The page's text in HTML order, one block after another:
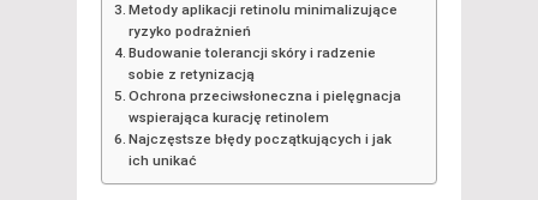
Metody aplikacji retinolu minimalizujące
ryzyko podrażnień
Budowanie tolerancji skóry i radzenie
sobie z retynizacją
Ochrona przeciwsłoneczna i pielęgnacja
wspierająca kurację retinolem
Najczęstsze błędy początkujących i jak
ich unikać